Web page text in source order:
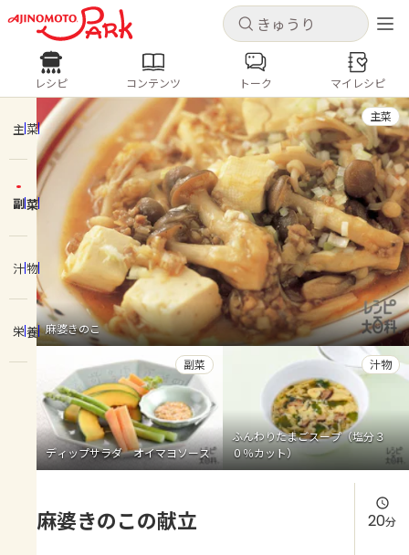
キャンセル
ログインするとレシピを保存できます
ログイン 新規登録
ホーム
コンテンツ
レシピ
トーク
よくあるお問い合わせ
お買い物
AJINOMOTO PARK とは
キャンセル
レシピ コンテンツ
人気の食材・レシピ
きゅうり なす トマト
とうもろこし
ピーマン
みょうが ゴーヤ
レシピ コンテンツ トーク マイレシピ
主菜
副菜
汁物
栄養 麻婆きのこ
主菜
ディップサラダ オイマヨソース
副菜
ふんわりたまごスープ（塩分３
０％カット）
汁物
麻婆きのこの献立 20分